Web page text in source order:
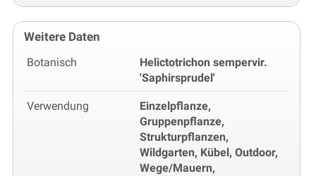
Weitere Daten
Botanisch
Helictotrichon sempervir.
'Saphirsprudel'
Verwendung
Einzelpflanze,
Gruppenpflanze,
Strukturpflanzen,
Wildgarten, Kübel, Outdoor,
Wege/Mauern,